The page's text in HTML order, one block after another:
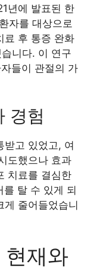
년에 발표된 한
자를 대상으로
료 후 통증 완화
니다. 이 연구
들이 관절의 가
경험
받고 있었고, 여
도했으나 효과
치료를 결심한
탈 수 있게 되
줄어들었습니
현재와